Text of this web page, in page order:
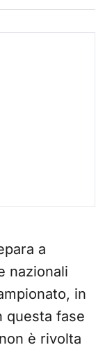
a
nazionali
in
questa fase
è rivolta